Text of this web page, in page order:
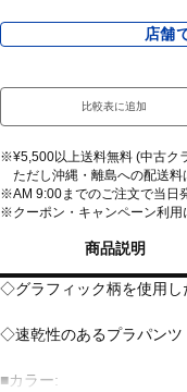
店舗
比較表に追加
※¥5,500以上送料無料 (中古ク
ただし沖縄・離島への配送料
※AM 9:00までのご注文で当
※クーポン・キャンペーン利用
商品説明
◇グラフィック柄を使用し
◇速乾性のあるプラパンツ
■カラー: